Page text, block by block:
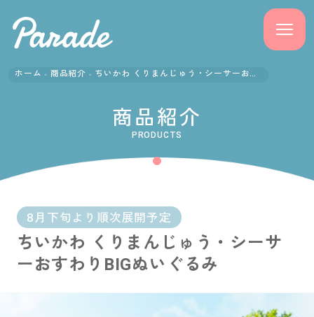
よくある質問
会社概要
採用情報
ホーム 商品紹介 ちいかわ くりまんじゅう・シーサーおすわりBIGぬいぐるみ
商品紹介
PRODUCTS
8月下旬より順次展開予定
ちいかわ くりまんじゅう・シーサ
ーおすわりBIGぬいぐるみ